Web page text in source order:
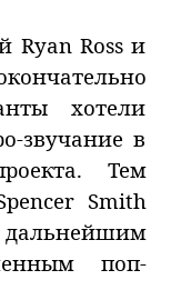
Ryan Ross и
хотели
звучание в
Тем
Smith
поп-